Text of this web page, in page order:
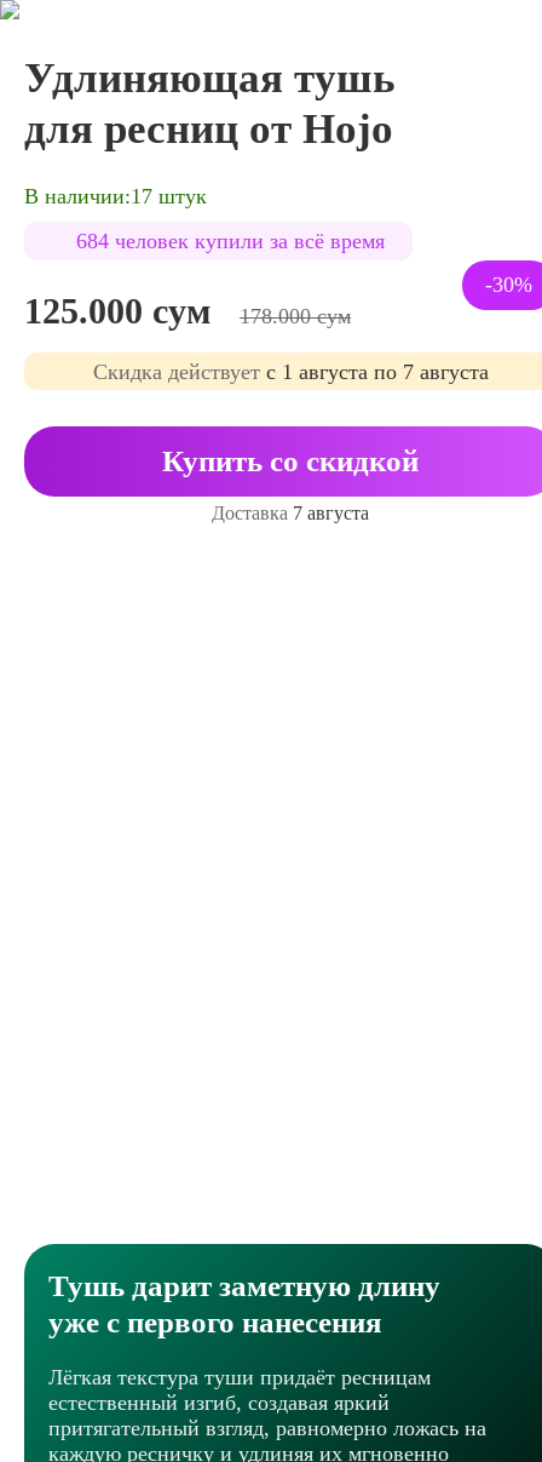
Удлиняющая тушь
для ресниц от Hojo
В наличии:17 штук
684 человек купили за всё время
125.000 сум 178.000 сум
-30%
Cкидка действует с 1 августа по 7 августа
Купить со скидкой
Доставка 7 августа
Тушь дарит заметную длину
уже с первого нанесения
Лёгкая текстура туши придаёт ресницам
естественный изгиб, создавая яркий
притягательный взгляд, равномерно ложась на
каждую ресничку и удлиняя их мгновенно